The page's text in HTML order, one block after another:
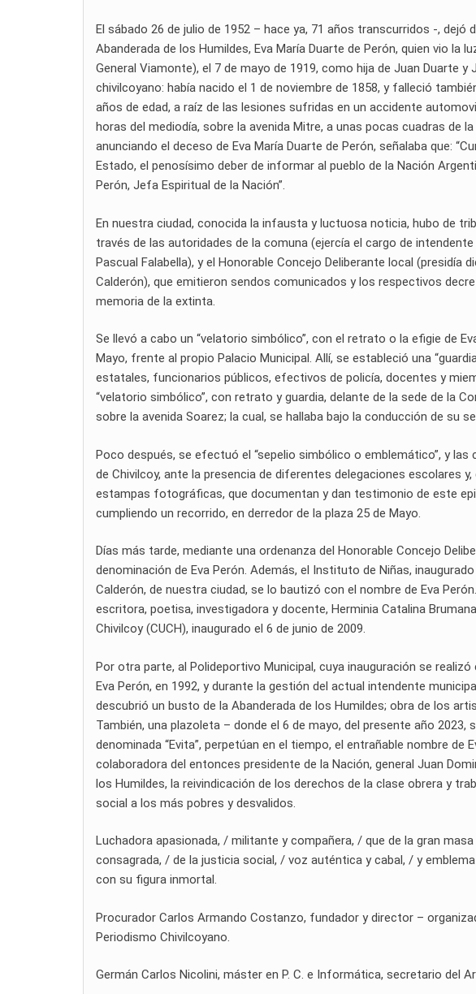
El sábado 26 de julio de 1952 – hace ya, 71 años transcurridos -, dejó
Abanderada de los Humildes, Eva María Duarte de Perón, quien vio la
General Viamonte), el 7 de mayo de 1919, como hija de Juan Duarte y
chivilcoyano: había nacido el 1 de noviembre de 1858, y falleció
años de edad, a raíz de las lesiones sufridas en un accidente
horas del mediodía, sobre la avenida Mitre, a unas pocas cuadras de
anunciando el deceso de Eva María Duarte de Perón, señalaba que:
Estado, el penosísimo deber de informar al pueblo de la Nación
Perón, Jefa Espiritual de la Nación”.
En nuestra ciudad, conocida la infausta y luctuosa noticia, hubo de
través de las autoridades de la comuna (ejercía el cargo de
Pascual Falabella), y el Honorable Concejo Deliberante local (presidía
Calderón), que emitieron sendos comunicados y los respectivos
memoria de la extinta.
Se llevó a cabo un “velatorio simbólico”, con el retrato o la efigie de
Mayo, frente al propio Palacio Municipal. Allí, se estableció una
estatales, funcionarios públicos, efectivos de policía, docentes y
“velatorio simbólico”, con retrato y guardia, delante de la sede de la
sobre la avenida Soarez; la cual, se hallaba bajo la conducción de su
Poco después, se efectuó el “sepelio simbólico o emblemático”, y
de Chivilcoy, ante la presencia de diferentes delegaciones escolares
estampas fotográficas, que documentan y dan testimonio de este
cumpliendo un recorrido, en derredor de la plaza 25 de Mayo.
Días más tarde, mediante una ordenanza del Honorable Concejo
denominación de Eva Perón. Además, el Instituto de Niñas,
Calderón, de nuestra ciudad, se lo bautizó con el nombre de Eva
escritora, poetisa, investigadora y docente, Herminia Catalina
Chivilcoy (CUCH), inaugurado el 6 de junio de 2009.
Por otra parte, al Polideportivo Municipal, cuya inauguración se
Eva Perón, en 1992, y durante la gestión del actual intendente
descubrió un busto de la Abanderada de los Humildes; obra de los
También, una plazoleta – donde el 6 de mayo, del presente año
denominada “Evita”, perpetúan en el tiempo, el entrañable nombre de
colaboradora del entonces presidente de la Nación, general Juan
los Humildes, la reivindicación de los derechos de la clase obrera y
social a los más pobres y desvalidos.
Luchadora apasionada, / militante y compañera, / que de la gran
consagrada, / de la justicia social, / voz auténtica y cabal, / y
con su figura inmortal.
Procurador Carlos Armando Costanzo, fundador y director –
Periodismo Chivilcoyano.
Germán Carlos Nicolini, máster en P. C. e Informática, secretario del